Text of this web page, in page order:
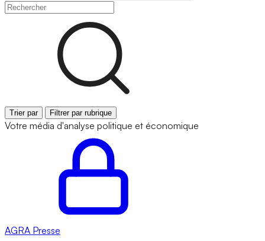
Trier par Filtrer par rubrique
Votre média d'analyse politique et économique
AGRA Presse